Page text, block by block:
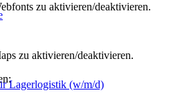
Lagerlogistik (w/m/d)
zu aktivieren/deaktivieren.
zu aktivieren/deaktivieren.